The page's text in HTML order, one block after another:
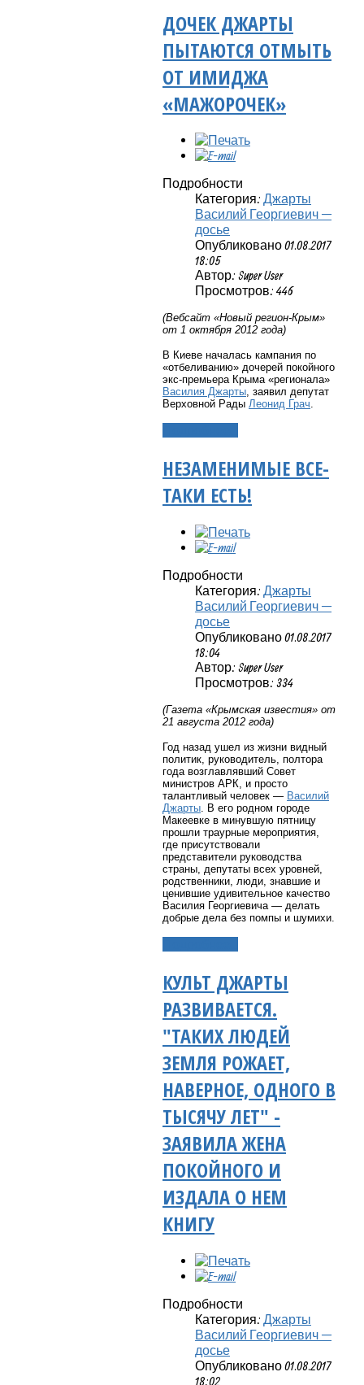
ДОЧЕК ДЖАРТЫ
ПЫТАЮТСЯ ОТМЫТЬ
ОТ ИМИДЖА
«МАЖОРОЧЕК»
Подробности
Категория: Джарты
Василий Георгиевич —
досье
Опубликовано 01.08.2017
18:05
Автор: Super User
Просмотров: 446
(Вебсайт «Новый регион-Крым»
от 1 октября 2012 года)
В Киеве началась кампания по
«отбеливанию» дочерей покойного
экс-премьера Крыма «регионала»
Василия Джарты, заявил депутат
Верховной Рады Леонид Грач.
НЕЗАМЕНИМЫЕ ВСЕ-
ТАКИ ЕСТЬ!
Подробности
Категория: Джарты
Василий Георгиевич —
досье
Опубликовано 01.08.2017
18:04
Автор: Super User
Просмотров: 334
(Газета «Крымская известия» от
21 августа 2012 года)
Год назад ушел из жизни видный
политик, руководитель, полтора
года возглавлявший Совет
министров АРК, и просто
талантливый человек — Василий
Джарты. В его родном городе
Макеевке в минувшую пятницу
прошли траурные мероприятия,
где присутствовали
представители руководства
страны, депутаты всех уровней,
родственники, люди, знавшие и
ценившие удивительное качество
Василия Георгиевича — делать
добрые дела без помпы и шумихи.
КУЛЬТ ДЖАРТЫ
РАЗВИВАЕТСЯ.
"ТАКИХ ЛЮДЕЙ
ЗЕМЛЯ РОЖАЕТ,
НАВЕРНОЕ, ОДНОГО В
ТЫСЯЧУ ЛЕТ" -
ЗАЯВИЛА ЖЕНА
ПОКОЙНОГО И
ИЗДАЛА О НЕМ
КНИГУ
Подробности
Категория: Джарты
Василий Георгиевич —
досье
Опубликовано 01.08.2017
18:02